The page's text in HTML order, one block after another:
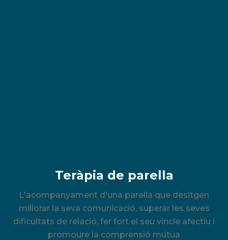
Teràpia de parella
L'acompanyament d'una parella que desitgen
millorar la seva comunicació, superar les seves
dificultats de relació, fer fort el seu vincle afectiu i
promoure la comprensió mútua